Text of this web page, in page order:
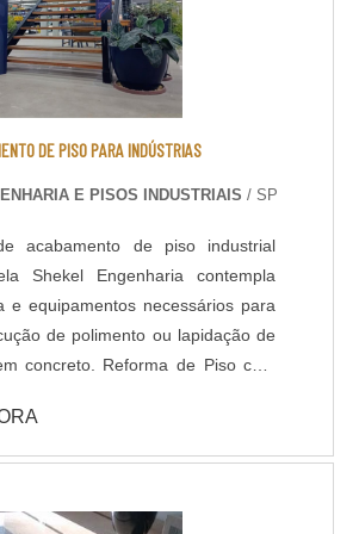
DE PISO PARA INDÚSTRIAS
E PISOS INDUSTRIAIS / SP
acabamento de piso industrial
Shekel Engenharia contempla
e equipamentos necessários para
de polimento ou lapidação de
Reforma de Piso com
aspecto fadigado devido ao
desgastado, manchas ou
a qualidade do concreto